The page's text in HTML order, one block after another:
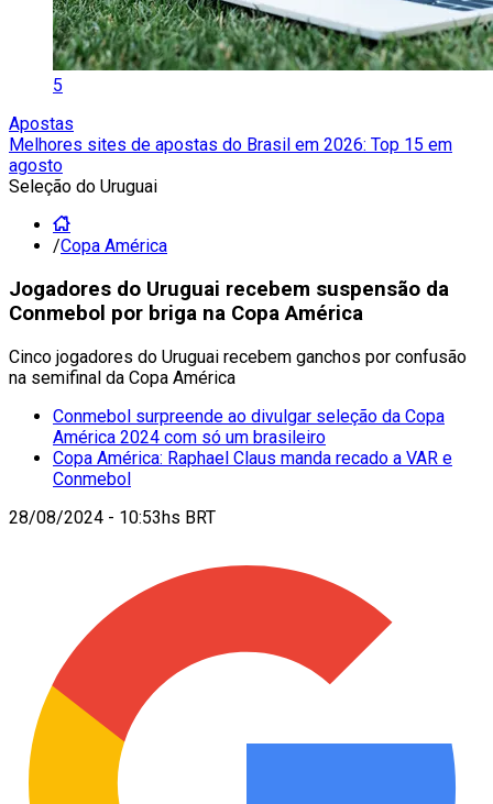
5
Apostas
Melhores sites de apostas do Brasil em 2026: Top 15 em
agosto
Seleção do Uruguai
/Copa América
Jogadores do Uruguai recebem suspensão da
Conmebol por briga na Copa América
Cinco jogadores do Uruguai recebem ganchos por confusão
na semifinal da Copa América
Conmebol surpreende ao divulgar seleção da Copa
América 2024 com só um brasileiro
Copa América: Raphael Claus manda recado a VAR e
Conmebol
28/08/2024 - 10:53hs BRT